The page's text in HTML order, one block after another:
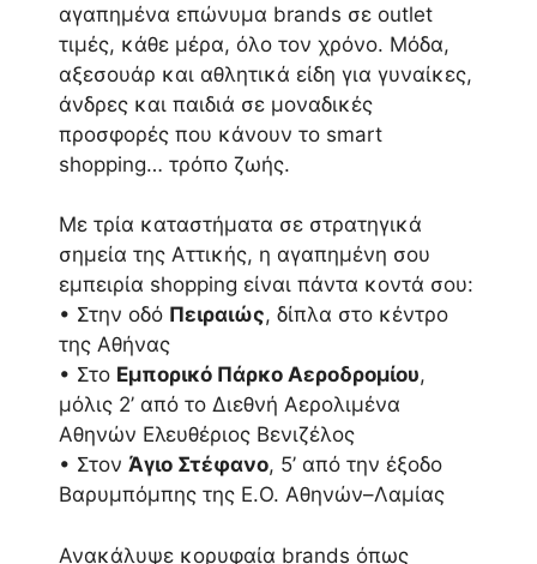
αγαπημένα επώνυμα brands σε outlet
τιμές, κάθε μέρα, όλο τον χρόνο. Μόδα,
αξεσουάρ και αθλητικά είδη για γυναίκες,
άνδρες και παιδιά σε μοναδικές
προσφορές που κάνουν το smart
shopping… τρόπο ζωής.
Με τρία καταστήματα σε στρατηγικά
σημεία της Αττικής, η αγαπημένη σου
εμπειρία shopping είναι πάντα κοντά σου:
• Στην οδό Πειραιώς, δίπλα στο κέντρο
της Αθήνας
• Στο Εμπορικό Πάρκο Αεροδρομίου,
μόλις 2’ από το Διεθνή Αερολιμένα
Αθηνών Ελευθέριος Βενιζέλος
• Στον Άγιο Στέφανο, 5’ από την έξοδο
Βαρυμπόμπης της Ε.Ο. Αθηνών–Λαμίας
Ανακάλυψε κορυφαία brands όπως